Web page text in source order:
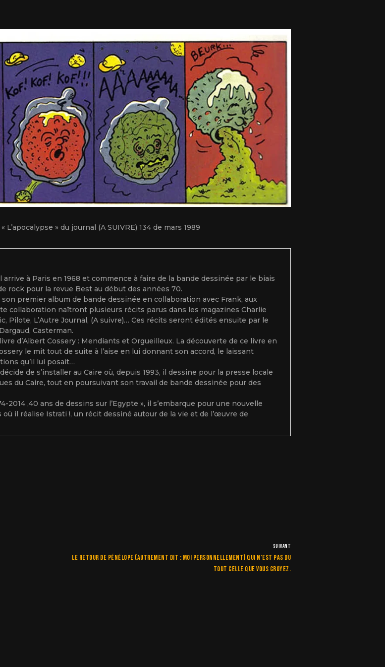
» du journal (A SUIVRE) 134 de mars 1989
arrive à Paris en 1968 et commence à faire de la bande dessinée par le biais
rock pour la revue Best au début des années 70.
premier album de bande dessinée en collaboration avec Frank, aux
collaboration naîtront plusieurs récits parus dans les magazines Charlie
Pilote, L’Autre Journal, (A suivre)… Ces récits seront édités ensuite par le
Casterman.
d’Albert Cossery : Mendiants et Orgueilleux. La découverte de ce livre en
le mit tout de suite à l’aise en lui donnant son accord, le laissant
qu’il lui posait…
de s’installer au Caire où, depuis 1993, il dessine pour la presse locale
du Caire, tout en poursuivant son travail de bande dessinée pour des
,40 ans de dessins sur l’Egypte », il s’embarque pour une nouvelle
il réalise Istrati !, un récit dessiné autour de la vie et de l’œuvre de
SUIVANT
Le retour de Pénélope (autrement dit : moi personnellement) qui n’est pas du
tout celle que vous croyez.